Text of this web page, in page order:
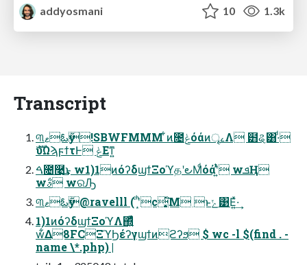
addyosmani
10 1.3k
Transcript
୩ޱఓӳ!SBWFMMM ͋ͷ೔ݟͨόάͷৄࡉΛ ๻ୡ͸·ͩ
ެࣜυΩϡϝϯτͰ ݟΕͳ͍
ࠓ೔࿩͢͜ͱ w1)1ͷόʔδϣϯΞοϓதʹ౿Μͩόάʹ͍ͭͯ wܦҢ
wࣄ݅ wରԠ
୩ޱఓӳ@ravelll ( ͨʹ͙ͪc͙ͬ͞Μ ͱݺ͹Ε͍ͯ·͢
1)1ͷόʔδϣϯΞοϓΛ΍͍ͬͯͨ
w͋Δ8FCΞϓϦέʔγϣϯͷϩʔϧ $ wc -l $(find . -
name \*.php) |